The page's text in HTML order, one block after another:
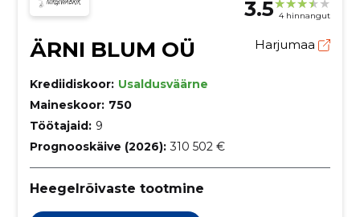
3.5 4 hinnangut
ÄRNI BLUM OÜ Harjumaa
Krediidiskoor: Usaldusväärne
Maineskoor: 750
Töötajaid: 9
Prognooskäive (2026): 310 502 €
Heegelrõivaste tootmine